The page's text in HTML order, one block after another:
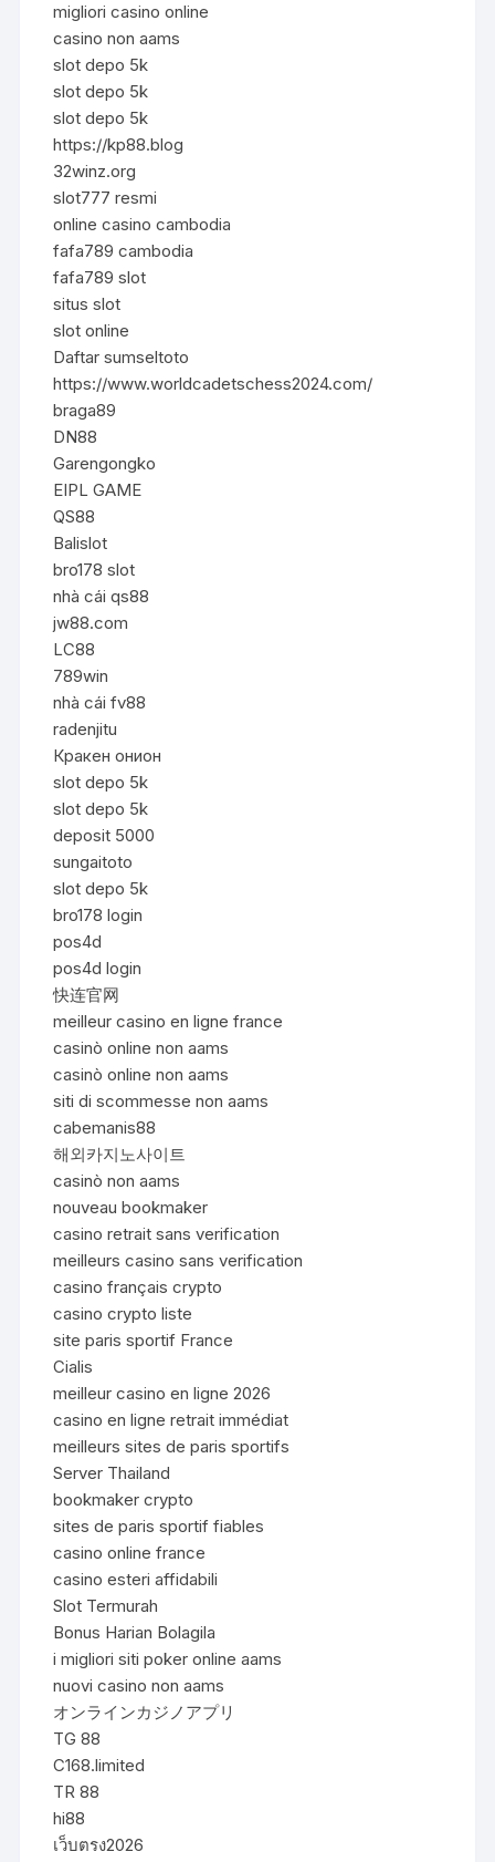
migliori casino online
casino non aams
slot depo 5k
slot depo 5k
slot depo 5k
https://kp88.blog
32winz.org
slot777 resmi
online casino cambodia
fafa789 cambodia
fafa789 slot
situs slot
slot online
Daftar sumseltoto
https://www.worldcadetschess2024.com/
braga89
DN88
Garengongko
EIPL GAME
QS88
Balislot
bro178 slot
nhà cái qs88
jw88.com
LC88
789win
nhà cái fv88
radenjitu
Кракен онион
slot depo 5k
slot depo 5k
deposit 5000
sungaitoto
slot depo 5k
bro178 login
pos4d
pos4d login
快连官网
meilleur casino en ligne france
casinò online non aams
casinò online non aams
siti di scommesse non aams
cabemanis88
해외카지노사이트
casinò non aams
nouveau bookmaker
casino retrait sans verification
meilleurs casino sans verification
casino français crypto
casino crypto liste
site paris sportif France
Cialis
meilleur casino en ligne 2026
casino en ligne retrait immédiat
meilleurs sites de paris sportifs
Server Thailand
bookmaker crypto
sites de paris sportif fiables
casino online france
casino esteri affidabili
Slot Termurah
Bonus Harian Bolagila
i migliori siti poker online aams
nuovi casino non aams
オンラインカジノアプリ
TG 88
C168.limited
TR 88
hi88
เว็บตรง2026